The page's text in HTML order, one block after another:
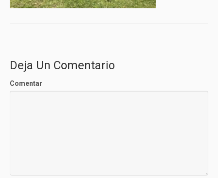
Deja Un Comentario
Comentar